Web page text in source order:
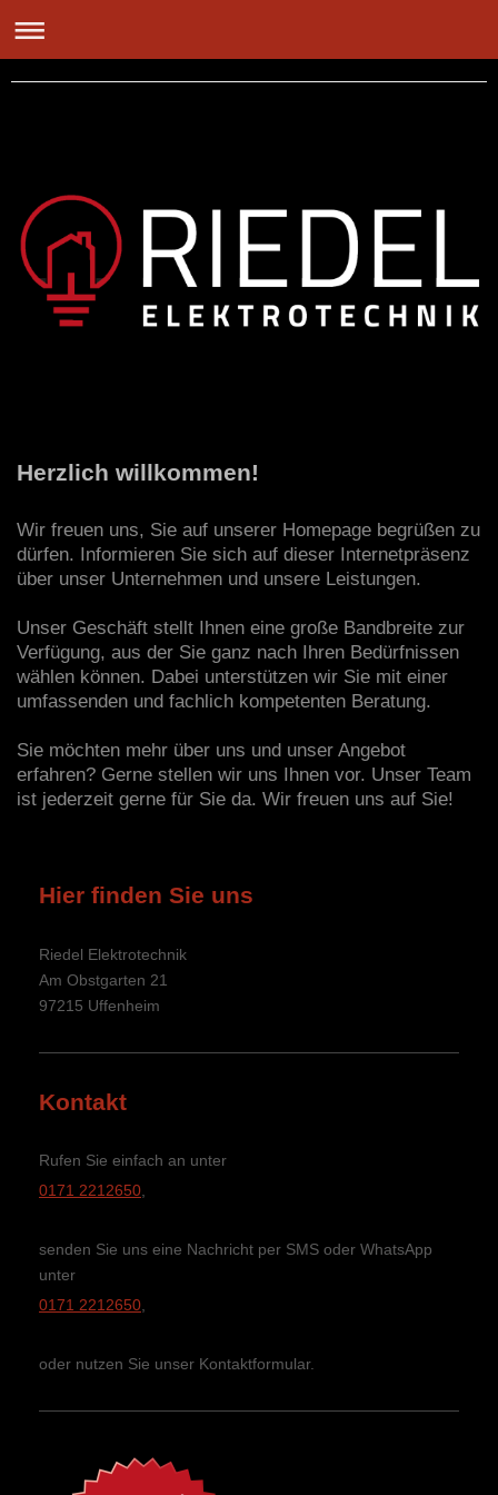
Herzlich willkommen!
Wir freuen uns, Sie auf unserer Homepage begrüßen zu
dürfen. Informieren Sie sich auf dieser Internetpräsenz
über unser Unternehmen und unsere Leistungen.
Unser Geschäft stellt Ihnen eine große Bandbreite zur
Verfügung, aus der Sie ganz nach Ihren Bedürfnissen
wählen können. Dabei unterstützen wir Sie mit einer
umfassenden und fachlich kompetenten Beratung.
Sie möchten mehr über uns und unser Angebot
erfahren? Gerne stellen wir uns Ihnen vor. Unser Team
ist jederzeit gerne für Sie da. Wir freuen uns auf Sie!
Hier finden Sie uns
Riedel Elektrotechnik
Am Obstgarten 21
97215 Uffenheim
Kontakt
Rufen Sie einfach an unter
0171 2212650
senden Sie uns eine Nachricht per SMS oder WhatsApp
unter
0171 2212650
oder nutzen Sie unser Kontaktformular.